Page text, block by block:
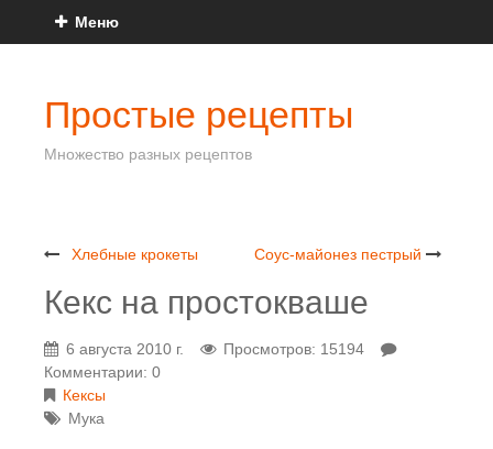
Меню
Простые рецепты
Множество разных рецептов
Хлебные крокеты Соус-майонез пестрый
Кекс на простокваше
6 августа 2010 г.
Просмотров: 15194
Комментарии: 0
Кексы
Мука